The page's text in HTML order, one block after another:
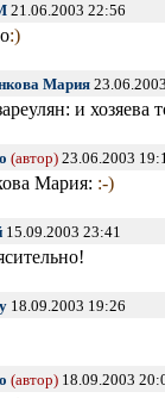
21.06.2003 22:56
:)
Мария
и хозяева
(автор) 23.06.2003
Мария: :-)
15.09.2003 23:41
18.09.2003 19:26
(автор) 18.09.2003